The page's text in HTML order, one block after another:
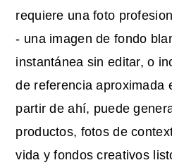
requiere una foto
- una imagen de fondo
instantánea sin editar, o
de referencia aproximada
partir de ahí, puede
productos, fotos de
vida y fondos creativos